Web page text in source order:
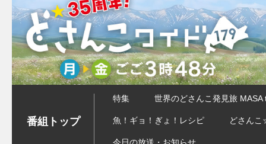
番組トップ
特集 世界のどさんこ発見旅 MASA
魚！ギョ！ぎょ！レシピ どさん